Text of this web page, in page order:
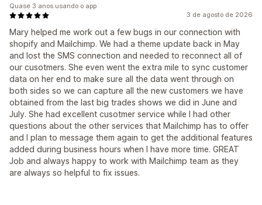
3 de agosto de 2026
Mary helped me work out a few bugs in our connection with
shopify and Mailchimp. We had a theme update back in May
and lost the SMS connection and needed to reconnect all of
our cusotmers. She even went the extra mile to sync customer
data on her end to make sure all the data went through on
both sides so we can capture all the new customers we have
obtained from the last big trades shows we did in June and
July. She had excellent cusotmer service while I had other
questions about the other services that Mailchimp has to offer
and I plan to message them again to get the additional features
added during business hours when I have more time. GREAT
Job and always happy to work with Mailchimp team as they
are always so helpful to fix issues.
Quase 3 anos usando o app